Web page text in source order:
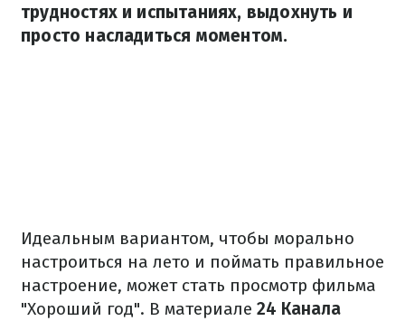
трудностях и испытаниях, выдохнуть и
просто насладиться моментом.
Идеальным вариантом, чтобы морально
настроиться на лето и поймать правильное
настроение, может стать просмотр фильма
"Хороший год". В материале 24 Канала